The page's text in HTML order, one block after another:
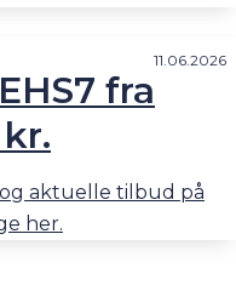
11.06.2026
fra
aktuelle tilbud på
her.